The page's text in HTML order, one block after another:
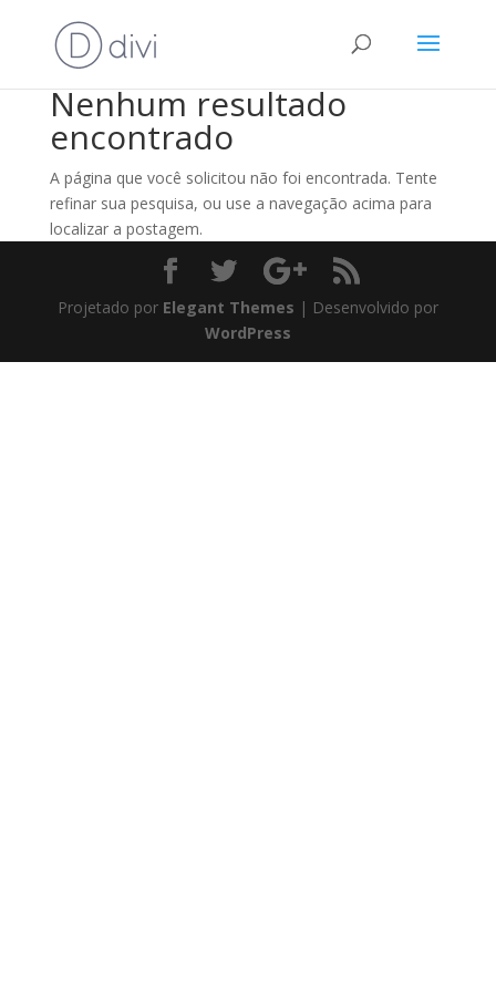
Nenhum resultado
encontrado
A página que você solicitou não foi encontrada. Tente
refinar sua pesquisa, ou use a navegação acima para
localizar a postagem.
Projetado por Elegant Themes | Desenvolvido por
WordPress